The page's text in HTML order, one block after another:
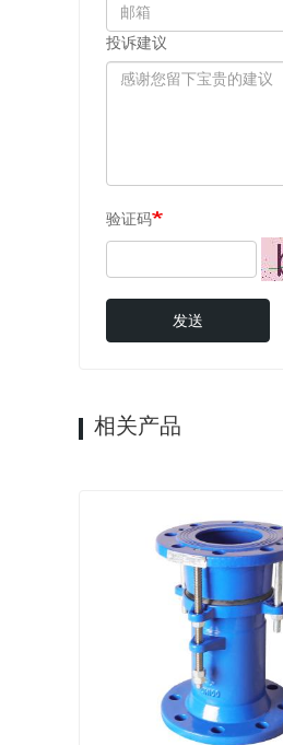
投诉建议
验证码
发送
相关产品